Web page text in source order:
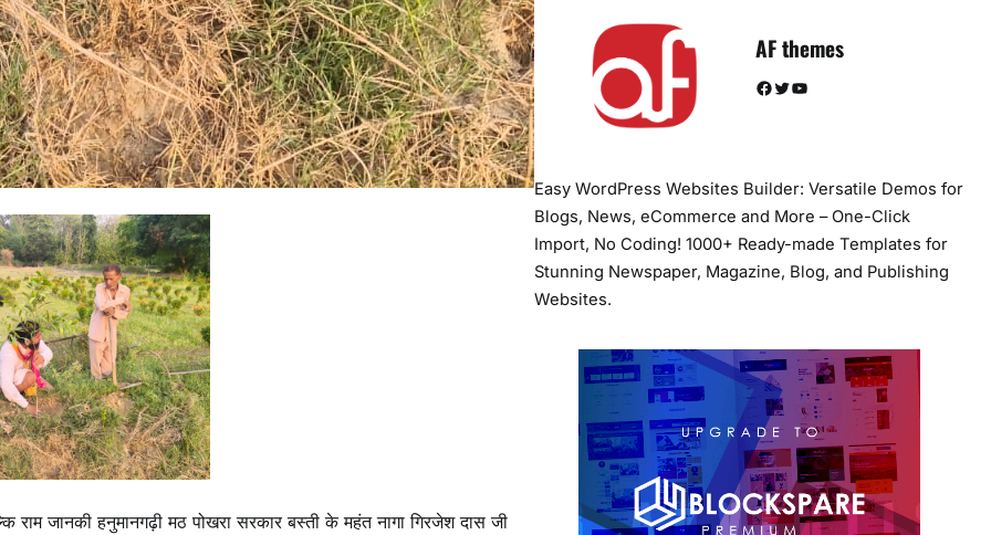
जानकी हनुमानगढ़ी मठ पोखरा सरकार बस्ती के महंत नागा गिरजेश दास जी
AF themes
Facebook Twitter YouTube
Easy WordPress Websites Builder: Versatile Demos for
Blogs, News, eCommerce and More – One-Click
Import, No Coding! 1000+ Ready-made Templates for
Stunning Newspaper, Magazine, Blog, and Publishing
Websites.